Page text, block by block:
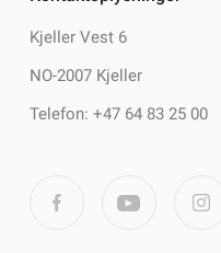
Kjeller Vest 6
NO-2007 Kjeller
Telefon: +47 64 83 25 00